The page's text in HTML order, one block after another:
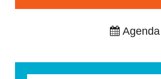
Agenda